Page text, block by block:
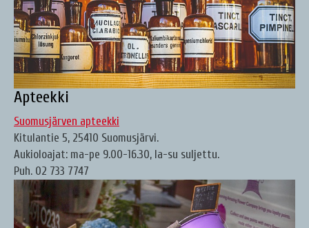
Apteekki
Suomusjärven apteekki
Kitulantie 5, 25410 Suomusjärvi.
Aukioloajat: ma-pe 9.00-16.30, la-su suljettu.
Puh. 02 733 7747